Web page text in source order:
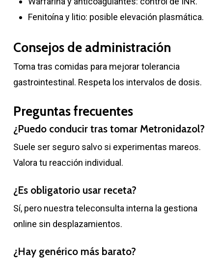
Fenitoína y litio: posible elevación plasmática.
Consejos de administración
Toma tras comidas para mejorar tolerancia
gastrointestinal. Respeta los intervalos de dosis.
Preguntas frecuentes
¿Puedo conducir tras tomar Metronidazol?
Suele ser seguro salvo si experimentas mareos.
Valora tu reacción individual.
¿Es obligatorio usar receta?
Sí, pero nuestra teleconsulta interna la gestiona
online sin desplazamientos.
¿Hay genérico más barato?